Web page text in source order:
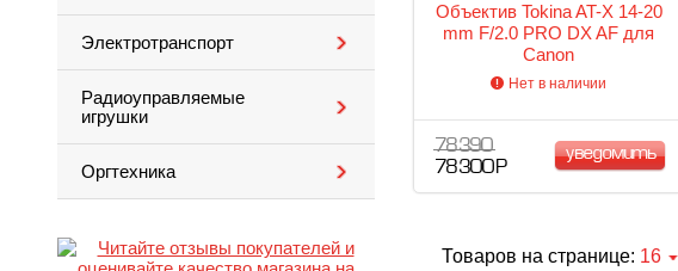
Электротранспорт
Радиоуправляемые
игрушки
Оргтехника
Объектив Tokina AT-X 14-20
mm F/2.0 PRO DX AF для
Canon
Нет в наличии
78 390
78 300 Р
уведомить
Товаров на странице: 16